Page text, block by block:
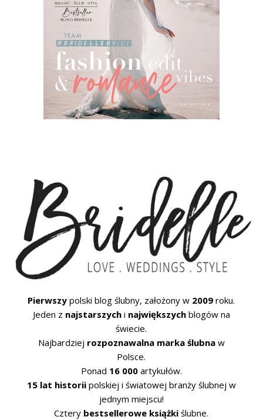
Pierwszy polski blog ślubny, założony w 2009 roku.
Jeden z najstarszychi największychblogów na
świecie.
Najbardziej rozpoznawalna marka ślubnaw
Polsce.
Ponad 16 000artykułów.
15 lat historiipolskiej i światowej branży ślubnej w
jednym miejscu!
Cztery bestsellerowe książki ślubne.